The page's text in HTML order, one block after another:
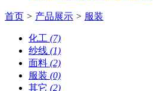
首页 > 产品展示 > 服装
化工 (7)
纱线 (1)
面料 (2)
服装 (0)
其它 (2)